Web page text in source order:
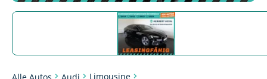
Limousine